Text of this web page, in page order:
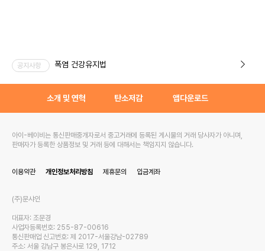
공지사항 폭염 건강유지법
소개 및 연혁 탄소저감 앱다운로드
아이-베이비는 통신판매중개자로서 중고거래에 등록된 게시물의 거래 당사자가 아니며,
판매자가 등록한 상품정보 및 거래 등에 대해서는 책임지지 않습니다.
이용약관 개인정보처리방침 제휴문의 입금계좌
(주)문샤인
대표자: 조문경
사업자등록번호: 255-87-00616
통신판매업 신고번호: 제 2017-서울강남-02789
주소: 서울 강남구 봉은사로 129, 1712